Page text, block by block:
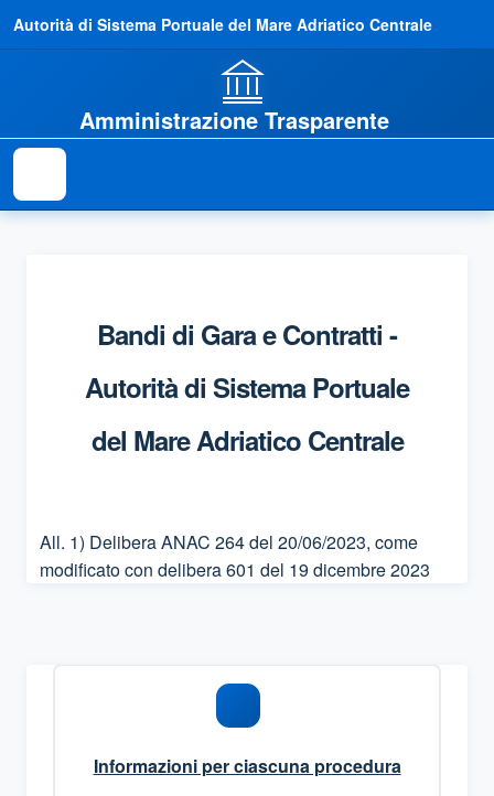
Autorità di Sistema Portuale del Mare Adriatico Centrale
Amministrazione Trasparente
Bandi di Gara e Contratti -
Autorità di Sistema Portuale
del Mare Adriatico Centrale
All. 1) Delibera ANAC 264 del 20/06/2023, come
modificato con delibera 601 del 19 dicembre 2023
Informazioni per ciascuna procedura